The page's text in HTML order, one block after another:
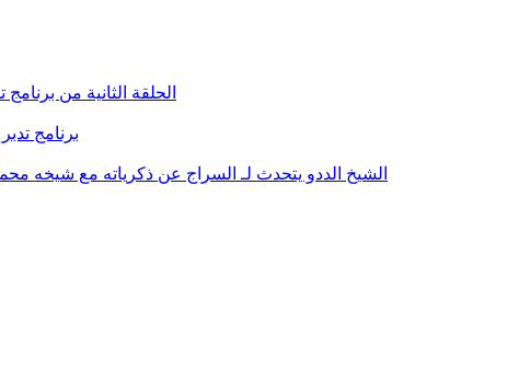
الحلقة الثانية من
برنامج تدبر
الشيخ الددو يتحدث لـ السراج عن ذكرياته مع شيخه